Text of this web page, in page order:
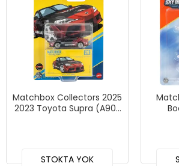
Matchbox Collectors 2025
2023 Toyota Supra (A90)
STOKTA YOK